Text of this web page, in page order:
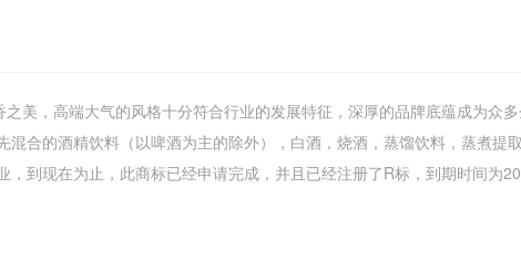
美，高端大气的风格十分符合行业的发展特征，深厚的品牌底蕴成为众
合的酒精饮料（以啤酒为主的除外），白酒，烧酒，蒸馏饮料，蒸煮提
，到现在为止，此商标已经申请完成，并且已经注册了R标，到期时间为